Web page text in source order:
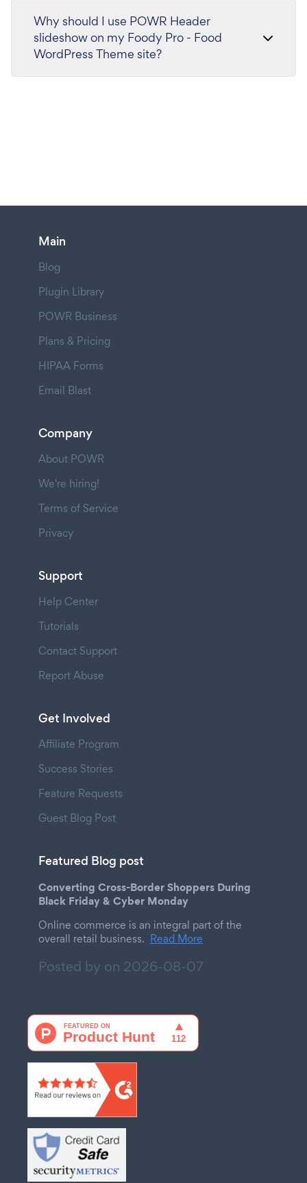
Why should I use POWR Header
slideshow on my Foody Pro - Food
WordPress Theme site?
Main
Blog
Plugin Library
POWR Business
Plans & Pricing
HIPAA Forms
Email Blast
Company
About POWR
We're hiring!
Terms of Service
Privacy
Support
Help Center
Tutorials
Contact Support
Report Abuse
Get Involved
Affiliate Program
Success Stories
Feature Requests
Guest Blog Post
Featured Blog post
Converting Cross-Border Shoppers During
Black Friday & Cyber Monday
Online commerce is an integral part of the
overall retail business. Read More
Posted by on 2026-08-07